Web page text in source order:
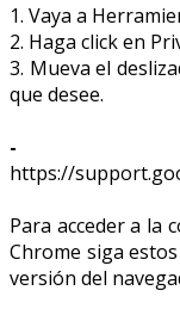
1. Vaya a
2. Haga click en
3. Mueva el
que desee.
-
https://
Para acceder a la
Chrome siga
versión del